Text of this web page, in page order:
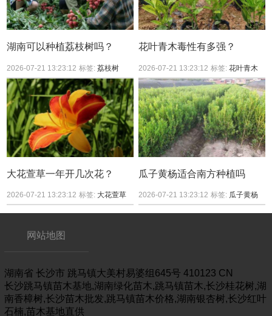
湖南可以种植荔枝树吗？
2026-07-21 13:23:12 标签:荔枝树
花叶青木毒性有多强？
2026-07-21 13:23:12 标签:花叶青木
大花萱草一年开几次花？
2026-07-21 13:23:12 标签: 大花萱草
瓜子黄杨适合南方种植吗
2026-07-21 13:23:12 标签: 瓜子黄杨
网站地图
湖南省 长沙市 跳马镇大美村易婆组645号 410123 CN
长沙跳马镇苗木基地,湖南绿化苗木,跳马镇苗木,长沙桂花树,湖
南香樟树,长沙苗木批发,跳马镇苗木价格,湖南银杏树,长沙红叶
石楠,苗木基地直供